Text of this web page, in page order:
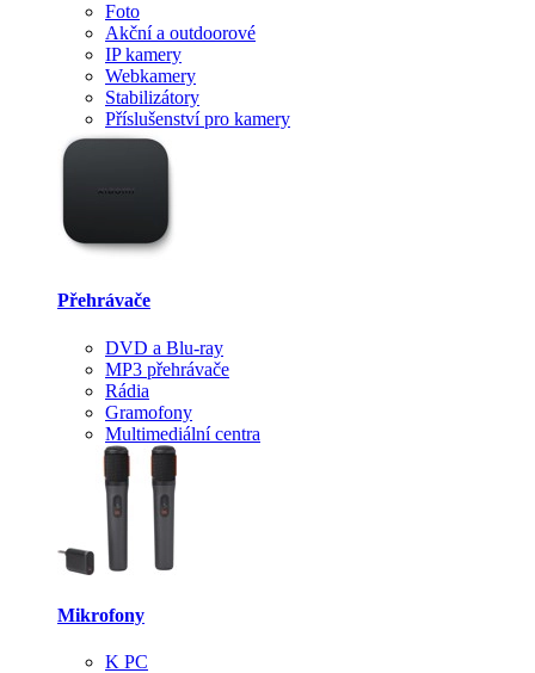
Foto
Akční a outdoorové
IP kamery
Webkamery
Stabilizátory
Příslušenství pro kamery
Přehrávače
DVD a Blu-ray
MP3 přehrávače
Rádia
Gramofony
Multimediální centra
Mikrofony
K PC